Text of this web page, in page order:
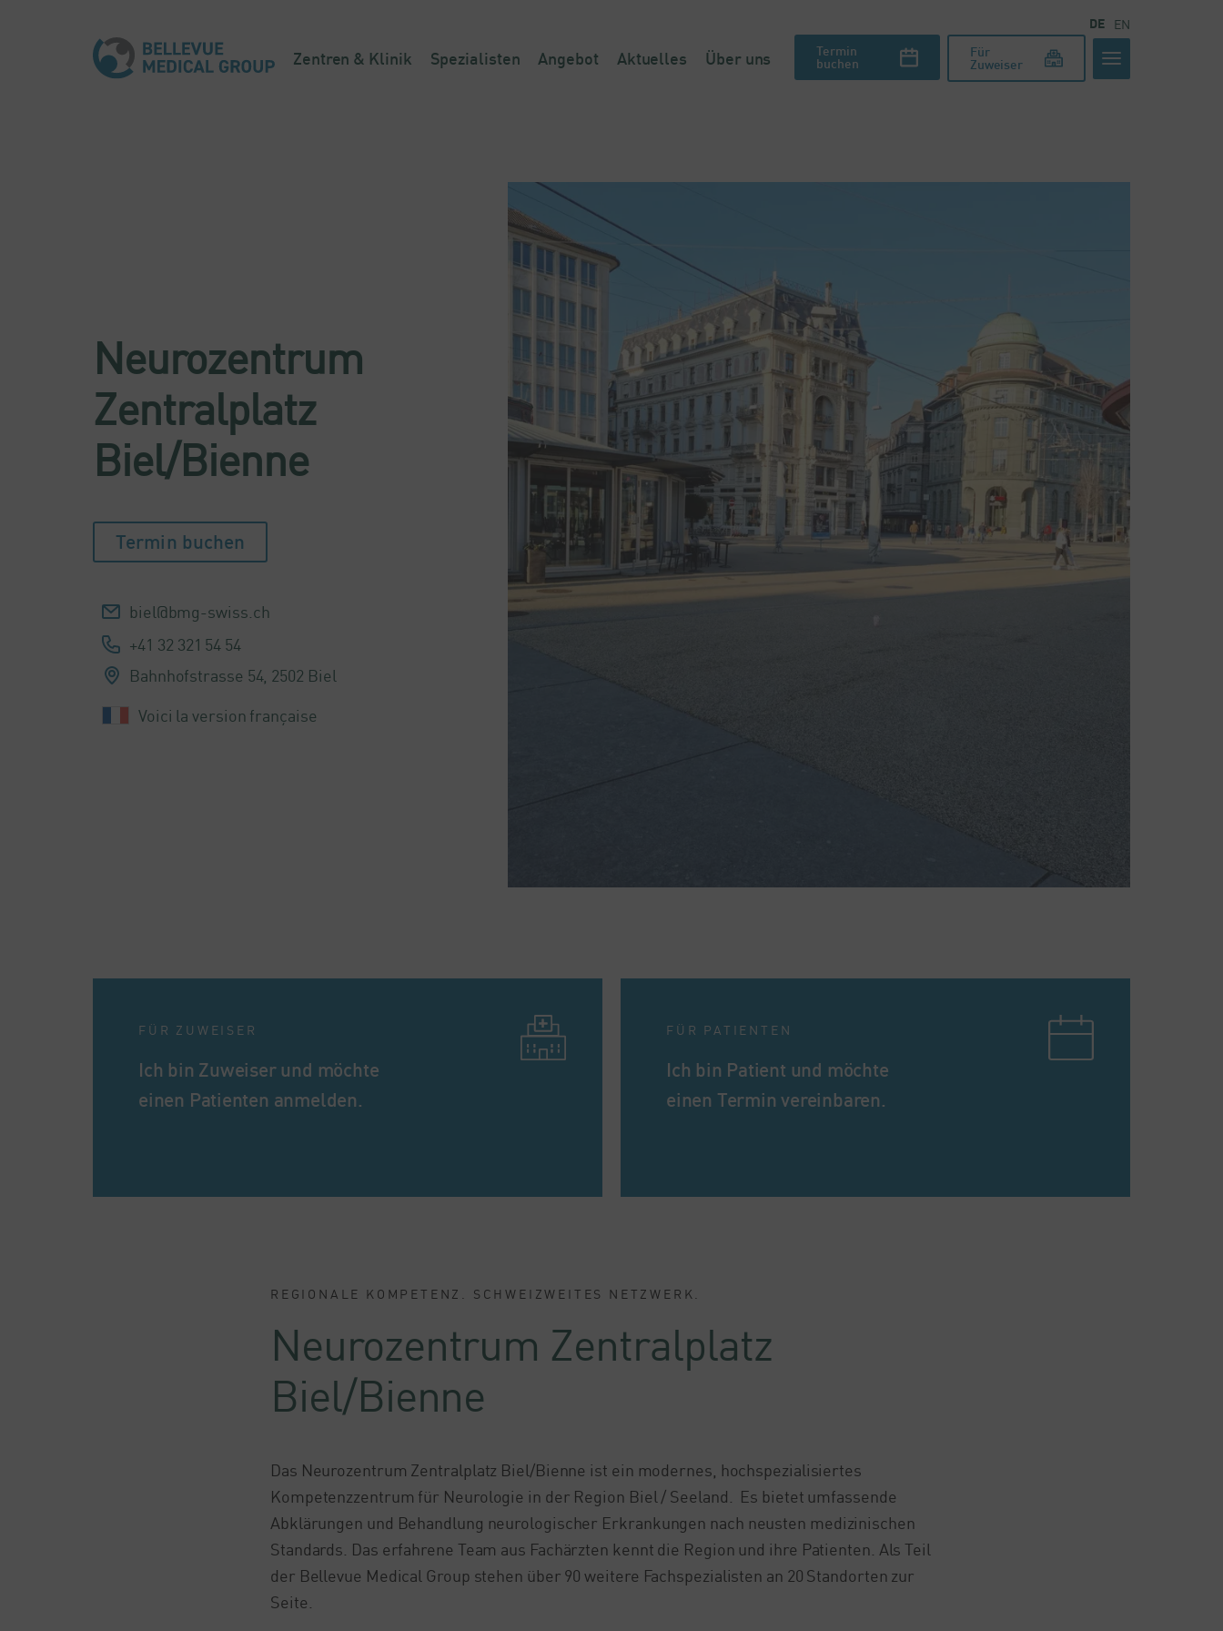
DE EN
Zentren & Klinik Spezialisten Angebot Aktuelles Über uns Termin
buchen
Für
Zuweiser
Neurozentrum
Zentralplatz
Biel/Bienne
Termin buchen
biel@bmg-swiss.ch
+41 32 321 54 54
Bahnhofstrasse 54, 2502 Biel
Voici la version française
FÜR ZUWEISER
Ich bin Zuweiser und möchte
einen Patienten anmelden.
FÜR PATIENTEN
Ich bin Patient und möchte
einen Termin vereinbaren.
REGIONALE KOMPETENZ. SCHWEIZWEITES NETZWERK.
Neurozentrum Zentralplatz
Biel/Bienne
Das Neurozentrum Zentralplatz Biel/Bienne ist ein modernes, hochspezialisiertes
Kompetenzzentrum für Neurologie in der Region Biel / Seeland. Es bietet umfassende
Abklärungen und Behandlung neurologischer Erkrankungen nach neusten medizinischen
Standards. Das erfahrene Team aus Fachärzten kennt die Region und ihre Patienten. Als Teil
der Bellevue Medical Group stehen über 90 weitere Fachspezialisten an 20 Standorten zur
Seite.